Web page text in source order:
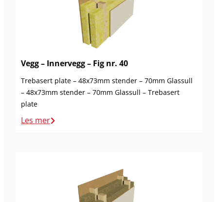
Vegg – Innervegg – Fig nr. 40
Trebasert plate – 48x73mm stender – 70mm Glassull
– 48x73mm stender – 70mm Glassull – Trebasert
plate
Les mer